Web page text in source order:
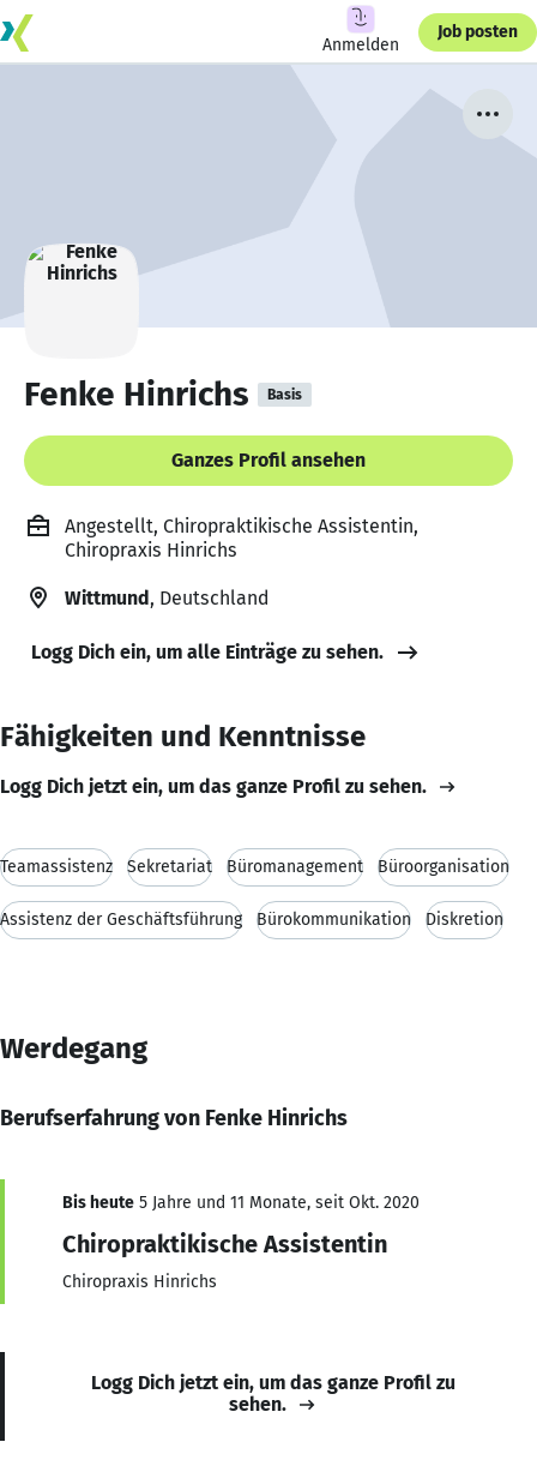
Anmelden
Job posten
Fenke Hinrichs Basis
Ganzes Profil ansehen
Angestellt, Chiropraktikische Assistentin,
Chiropraxis Hinrichs
Wittmund, Deutschland
Logg Dich ein, um alle Einträge zu sehen.
Fähigkeiten und Kenntnisse
Logg Dich jetzt ein, um das ganze Profil zu sehen.
Teamassistenz Sekretariat Büromanagement Büroorganisation
Assistenz der Geschäftsführung Bürokommunikation Diskretion
Werdegang
Berufserfahrung von Fenke Hinrichs
Bis heute 5 Jahre und 11 Monate, seit Okt. 2020
Chiropraktikische Assistentin
Chiropraxis Hinrichs
Logg Dich jetzt ein, um das ganze Profil zu
sehen.